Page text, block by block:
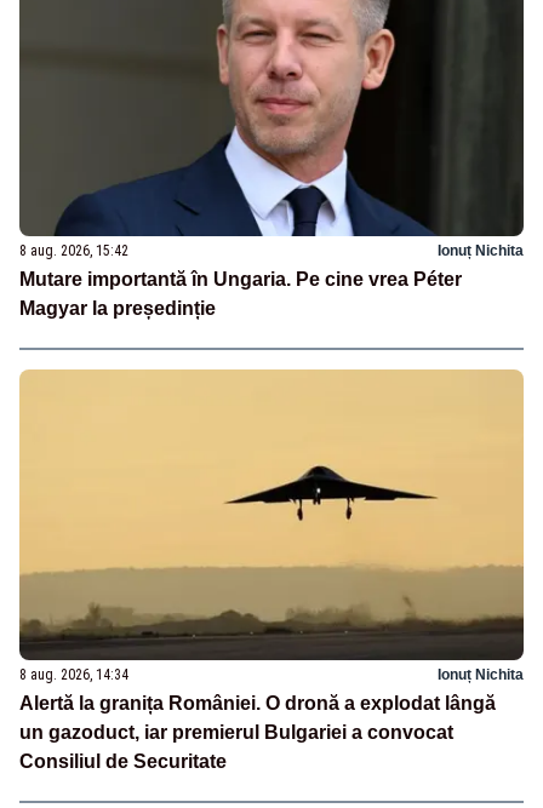
8 aug. 2026, 15:42 Ionuț Nichita
Mutare importantă în Ungaria. Pe cine vrea Péter
Magyar la președinție
8 aug. 2026, 14:34 Ionuț Nichita
Alertă la granița României. O dronă a explodat lângă
un gazoduct, iar premierul Bulgariei a convocat
Consiliul de Securitate